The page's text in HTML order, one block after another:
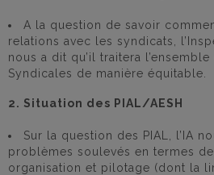
A la question de savoir
relations avec les syndicats,
nous a dit qu’il traitera
Syndicales de manière équitable.
2. Situation des PIAL/AESH
Sur la question des PIAL, l’IA
problèmes soulevés en termes
organisation et pilotage (dont la